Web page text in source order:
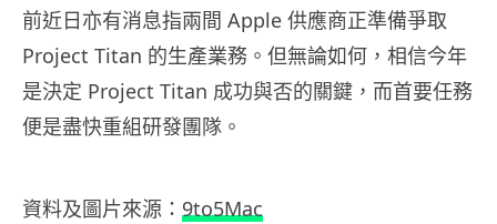
前近日亦有消息指兩間 Apple 供應商正準備爭取
Project Titan 的生產業務。但無論如何，相信今年
是決定 Project Titan 成功與否的關鍵，而首要任務
便是盡快重組研發團隊。
資料及圖片來源： 9to5Mac